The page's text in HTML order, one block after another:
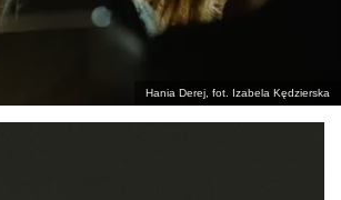
Hania Derej, fot. Izabela Kędzierska